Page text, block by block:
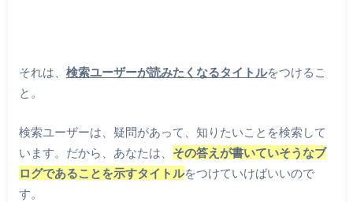
それは、 検索ユーザーが読みたくなるタイトルをつけるこ
と。
検索ユーザーは、疑問があって、知りたいことを検索して
います。だから、あなたは、 その答えが書いていそうなブ
ログであることを示すタイトルをつけていけばいいので
す。